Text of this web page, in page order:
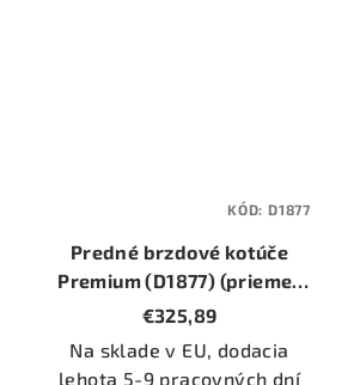
Predné brzdové kotúče
Premium (D1877) (priemer
340mm)
€325,89
Na sklade v EU, dodacia
lehota 5-9 pracovných dní
KÓD: D1877